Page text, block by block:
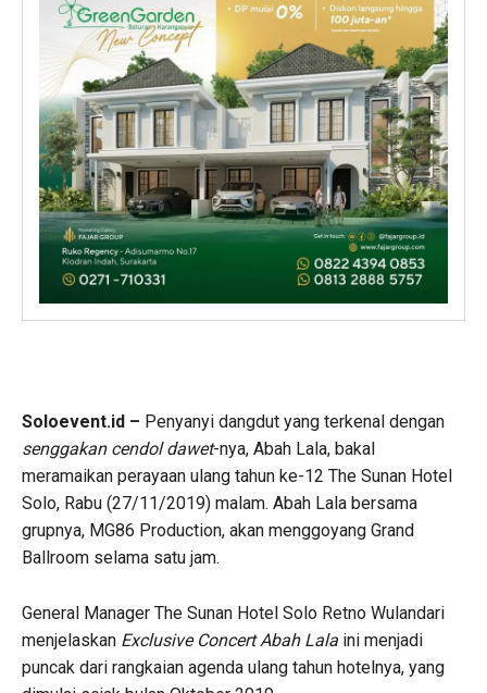
Soloevent.id – Penyanyi dangdut yang terkenal dengan
senggakan cendol dawet-nya, Abah Lala, bakal
meramaikan perayaan ulang tahun ke-12 The Sunan Hotel
Solo, Rabu (27/11/2019) malam. Abah Lala bersama
grupnya, MG86 Production, akan menggoyang Grand
Ballroom selama satu jam.
General Manager The Sunan Hotel Solo Retno Wulandari
menjelaskan Exclusive Concert Abah Lala ini menjadi
puncak dari rangkaian agenda ulang tahun hotelnya, yang